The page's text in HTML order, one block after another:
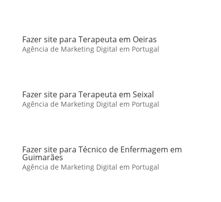
Fazer site para Terapeuta em Oeiras
Agência de Marketing Digital em Portugal
Fazer site para Terapeuta em Seixal
Agência de Marketing Digital em Portugal
Fazer site para Técnico de Enfermagem em
Guimarães
Agência de Marketing Digital em Portugal